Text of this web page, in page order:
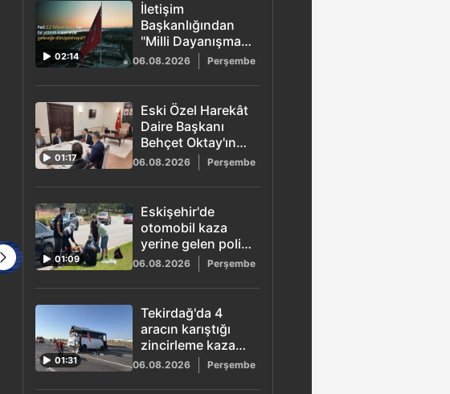
02:14
İletişim
Başkanlığından
"Milli Dayanışma"
kampanyası:
Terörün maliyeti
2,3 trilyon dolar
olarak açıklandı
06.08.2026 Perşembe
01:17
Eski Özel Harekât
Daire Başkanı
Behçet Oktay'ın
şüpheli ölümü
incelemede
06.08.2026 Perşembe
01:09
Eskişehir'de
otomobil kaza
yerine gelen polis
aracına çarptı: 2'si
güvenlik görevlisi
6 yaralı
06.08.2026 Perşembe
01:31
Tekirdağ'da 4
aracın karıştığı
zincirleme kazada
29 kişi yaralandı
06.08.2026 Perşembe